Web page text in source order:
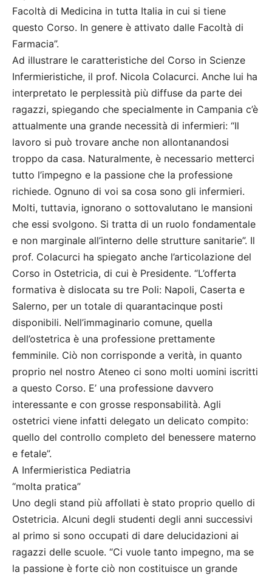
Facoltà di Medicina in tutta Italia in cui si tiene
questo Corso. In genere è attivato dalle Facoltà di
Farmacia”.
Ad illustrare le caratteristiche del Corso in Scienze
Infermieristiche, il prof. Nicola Colacurci. Anche lui ha
interpretato le perplessità più diffuse da parte dei
ragazzi, spiegando che specialmente in Campania c’è
attualmente una grande necessità di infermieri: “Il
lavoro si può trovare anche non allontanandosi
troppo da casa. Naturalmente, è necessario metterci
tutto l’impegno e la passione che la professione
richiede. Ognuno di voi sa cosa sono gli infermieri.
Molti, tuttavia, ignorano o sottovalutano le mansioni
che essi svolgono. Si tratta di un ruolo fondamentale
e non marginale all’interno delle strutture sanitarie”. Il
prof. Colacurci ha spiegato anche l’articolazione del
Corso in Ostetricia, di cui è Presidente. “L’offerta
formativa è dislocata su tre Poli: Napoli, Caserta e
Salerno, per un totale di quarantacinque posti
disponibili. Nell’immaginario comune, quella
dell’ostetrica è una professione prettamente
femminile. Ciò non corrisponde a verità, in quanto
proprio nel nostro Ateneo ci sono molti uomini iscritti
a questo Corso. E’ una professione davvero
interessante e con grosse responsabilità. Agli
ostetrici viene infatti delegato un delicato compito:
quello del controllo completo del benessere materno
e fetale”.
A Infermieristica Pediatria
“molta pratica”
Uno degli stand più affollati è stato proprio quello di
Ostetricia. Alcuni degli studenti degli anni successivi
al primo si sono occupati di dare delucidazioni ai
ragazzi delle scuole. “Ci vuole tanto impegno, ma se
la passione è forte ciò non costituisce un grande